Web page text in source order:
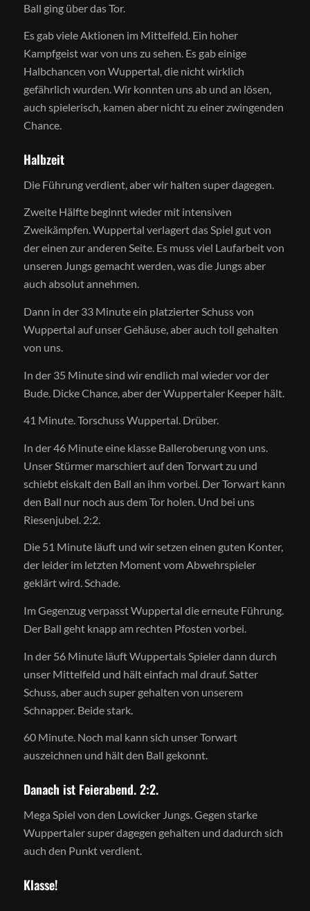
Ball ging über das Tor.
Es gab viele Aktionen im Mittelfeld. Ein hoher
Kampfgeist war von uns zu sehen. Es gab einige
Halbchancen von Wuppertal, die nicht wirklich
gefährlich wurden. Wir konnten uns ab und an lösen,
auch spielerisch, kamen aber nicht zu einer zwingenden
Chance.
Halbzeit
Die Führung verdient, aber wir halten super dagegen.
Zweite Hälfte beginnt wieder mit intensiven
Zweikämpfen. Wuppertal verlagert das Spiel gut von
der einen zur anderen Seite. Es muss viel Laufarbeit von
unseren Jungs gemacht werden, was die Jungs aber
auch absolut annehmen.
Dann in der 33 Minute ein platzierter Schuss von
Wuppertal auf unser Gehäuse, aber auch toll gehalten
von uns.
In der 35 Minute sind wir endlich mal wieder vor der
Bude. Dicke Chance, aber der Wuppertaler Keeper hält.
41 Minute. Torschuss Wuppertal. Drüber.
In der 46 Minute eine klasse Balleroberung von uns.
Unser Stürmer marschiert auf den Torwart zu und
schiebt eiskalt den Ball an ihm vorbei. Der Torwart kann
den Ball nur noch aus dem Tor holen. Und bei uns
Riesenjubel. 2:2.
Die 51 Minute läuft und wir setzen einen guten Konter,
der leider im letzten Moment vom Abwehrspieler
geklärt wird. Schade.
Im Gegenzug verpasst Wuppertal die erneute Führung.
Der Ball geht knapp am rechten Pfosten vorbei.
In der 56 Minute läuft Wuppertals Spieler dann durch
unser Mittelfeld und hält einfach mal drauf. Satter
Schuss, aber auch super gehalten von unserem
Schnapper. Beide stark.
60 Minute. Noch mal kann sich unser Torwart
auszeichnen und hält den Ball gekonnt.
Danach ist Feierabend. 2:2.
Mega Spiel von den Lowicker Jungs. Gegen starke
Wuppertaler super dagegen gehalten und dadurch sich
auch den Punkt verdient.
Klasse!